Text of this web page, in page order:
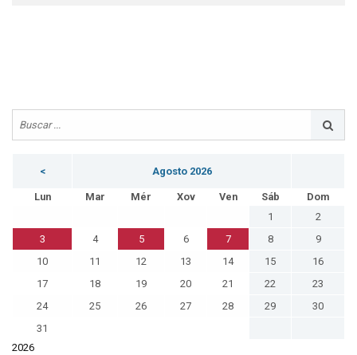
< Agosto 2026
Lun Mar Mér Xov Ven Sáb
Dom
1
2
3
4 5 6 7 8
9
10
11 12 13 14 15
16
17
18 19 20 21 22
23
24
25 26 27 28 29
30
31
2026